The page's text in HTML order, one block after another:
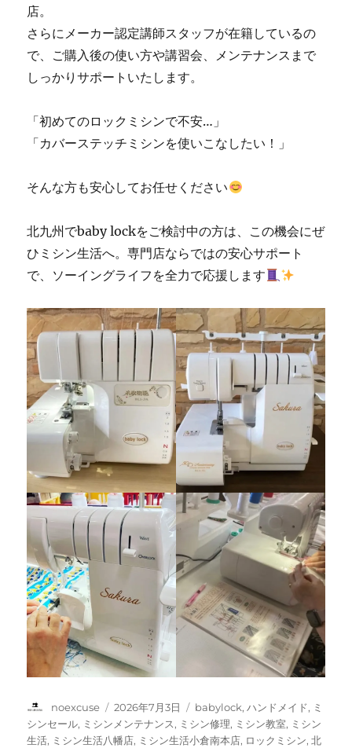
店。
さらにメーカー認定講師スタッフが在籍しているの
で、ご購入後の使い方や講習会、メンテナンスまで
しっかりサポートいたします。
「初めてのロックミシンで不安…」
「カバーステッチミシンを使いこなしたい！」
そんな方も安心してお任せください
北九州でbaby lockをご検討中の方は、この機会にぜ
ひミシン生活へ。専門店ならではの安心サポート
で、ソーイングライフを全力で応援します
投
稿
者
noexcuse
投
稿
日:
2026年7月3日
カ
テ
ゴ
babylock,ハンドメイド, ミ
シンセール, ミシンメンテナンス, ミシン修理, ミシン教室, ミシン
生活, ミシン生活八幡店, ミシン生活小倉南本店, ロックミシン,北